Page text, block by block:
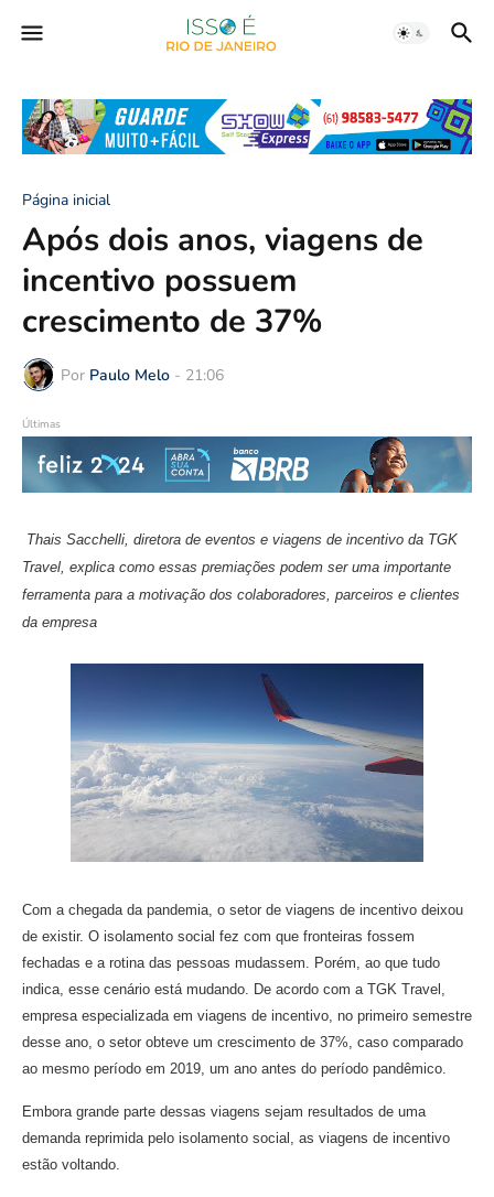
Página inicial
Após dois anos, viagens de
incentivo possuem
crescimento de 37%
Por Paulo Melo - 21:06
Últimas
Thais Sacchelli, diretora de eventos e viagens de incentivo da TGK
Travel, explica como essas premiações podem ser uma importante
ferramenta para a motivação dos colaboradores, parceiros e clientes
da empresa
Com a chegada da pandemia, o setor de viagens de incentivo deixou
de existir. O isolamento social fez com que fronteiras fossem
fechadas e a rotina das pessoas mudassem. Porém, ao que tudo
indica, esse cenário está mudando. De acordo com a TGK Travel,
empresa especializada em viagens de incentivo, no primeiro semestre
desse ano, o setor obteve um crescimento de 37%, caso comparado
ao mesmo período em 2019, um ano antes do período pandêmico.
Embora grande parte dessas viagens sejam resultados de uma
demanda reprimida pelo isolamento social, as viagens de incentivo
estão voltando.